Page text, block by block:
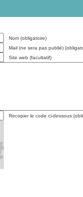
Nom (obligatoire)
Mail (ne sera pas publié)
Site web (facultatif)
Recopier le code ci-dessous